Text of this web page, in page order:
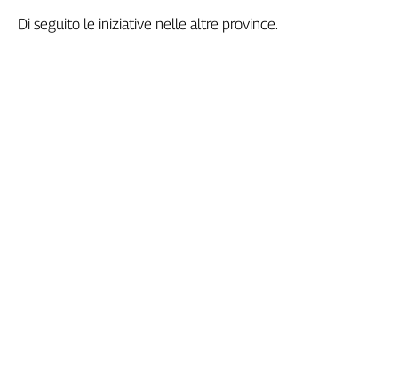
Di seguito le iniziative nelle altre province.